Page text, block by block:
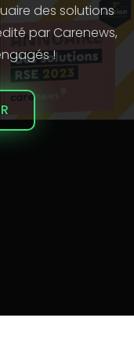
des solutions
par Carenews,
!